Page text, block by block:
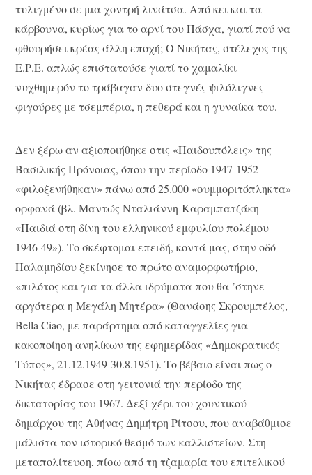
τυλιγμένο σε μια χοντρή λινάτσα. Από κει και τα
κάρβουνα, κυρίως για το αρνί του Πάσχα, γιατί πού να
φθουρήσει κρέας άλλη εποχή; Ο Νικήτας, στέλεχος της
Ε.Ρ.Ε. απλώς επιστατούσε γιατί το χαμαλίκι
νυχθημερόν το τράβαγαν δυο στεγνές ψιλόλιγνες
φιγούρες με τσεμπέρια, η πεθερά και η γυναίκα του.
Δεν ξέρω αν αξιοποιήθηκε στις «Παιδουπόλεις» της
Βασιλικής Πρόνοιας, όπου την περίοδο 1947-1952
«φιλοξενήθηκαν» πάνω από 25.000 «συμμοριτόπληκτα»
ορφανά (βλ. Μαντώς Νταλιάννη-Καραμπατζάκη
«Παιδιά στη δίνη του ελληνικού εμφυλίου πολέμου
1946-49»). Το σκέφτομαι επειδή, κοντά μας, στην οδό
Παλαμηδίου ξεκίνησε το πρώτο αναμορφωτήριο,
«πιλότος και για τα άλλα ιδρύματα που θα ’στηνε
αργότερα η Μεγάλη Μητέρα» (Θανάσης Σκρουμπέλος,
Bella Ciao, με παράρτημα από καταγγελίες για
κακοποίηση ανηλίκων της εφημερίδας «Δημοκρατικός
Τύπος», 21.12.1949-30.8.1951). Το βέβαιο είναι πως ο
Νικήτας έδρασε στη γειτονιά την περίοδο της
δικτατορίας του 1967. Δεξί χέρι του χουντικού
δημάρχου της Αθήνας Δημήτρη Ρίτσου, που αναβάθμισε
μάλιστα τον ιστορικό θεσμό των καλλιστείων. Στη
μεταπολίτευση, πίσω από τη τζαμαρία του επιτελικού